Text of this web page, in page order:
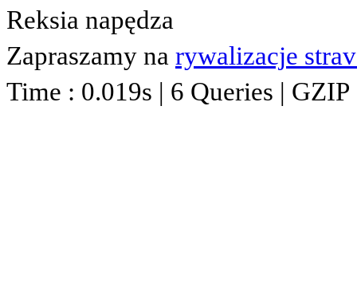
Reksia napędza
Zapraszamy na rywalizacje
Time : 0.019s | 6 Queries |